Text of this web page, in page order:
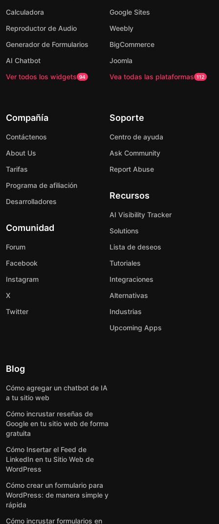
Calculadora
Reproductor de Audio
Generador de Formularios
AI Chatbot
Ver todos los widgets 94
Google Sites
Weebly
BigCommerce
Joomla
Vea todas las plataformas 112
Compañía
Contáctenos
About Us
Tarifas
Programa de afiliación
Desarrolladores
Comunidad
Forum
Facebook
Instagram
X
Twitter
Soporte
Centro de ayuda
Ask Community
Report Abuse
Recursos
AI Visibility Tracker
Solutions
Lista de deseos
Tutoriales
Integraciones
Alternativas
Industrias
Upcoming Apps
Blog
Cómo agregar un chatbot de IA
a tu sitio web
Cómo incrustar reseñas de
Google en tu sitio web de forma
gratuita
Cómo Insertar el Feed de
LinkedIn en tu Sitio Web de
WordPress
Cómo crear un formulario para
WordPress: de manera simple y
rápida
Cómo incrustar formularios en